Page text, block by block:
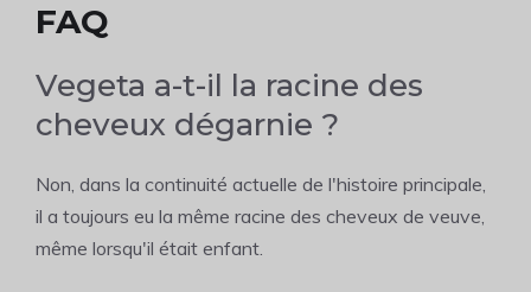
FAQ
Vegeta a-t-il la racine des
cheveux dégarnie ?
Non, dans la continuité actuelle de l'histoire principale,
il a toujours eu la même racine des cheveux de veuve,
même lorsqu'il était enfant.